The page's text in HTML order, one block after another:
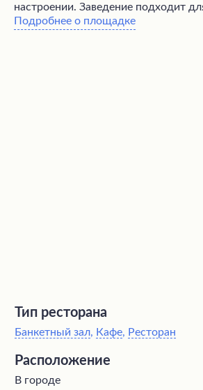
настроении. Заведение подходит
наслаждаются вкусной едой,
Подробнее о площадке
Тип ресторана
Банкетный зал, Кафе, Ресторан
Расположение
В городе